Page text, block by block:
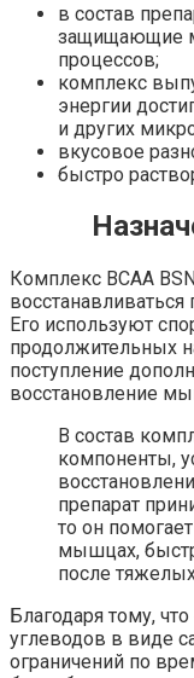
в состав
процессов;
комплекс
энергии
и других
вкусовое
быстро
Комплекс BCAA
Его используют
продолжительных
поступление
восстановление
В состав
компоненты,
препарат
то он
мышцах,
после
Благодаря тому,
углеводов в виде
ограничений по